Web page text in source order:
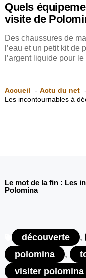
Quels
visite de
Des chaussures de
l’eau et un petit kit
l’argent liquide pour
Accueil
Actu du net
Les incontournables à
Le mot de la fin : Les
Polomina
découverte ,
polomina
,
visiter polomina